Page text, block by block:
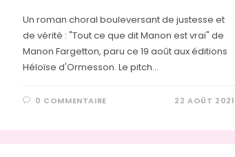
Un roman choral bouleversant de justesse et
de vérité : "Tout ce que dit Manon est vrai" de
Manon Fargetton, paru ce 19 août aux éditions
Héloïse d'Ormesson. Le pitch…
0 COMMENTAIRE 22 AOÛT 2021